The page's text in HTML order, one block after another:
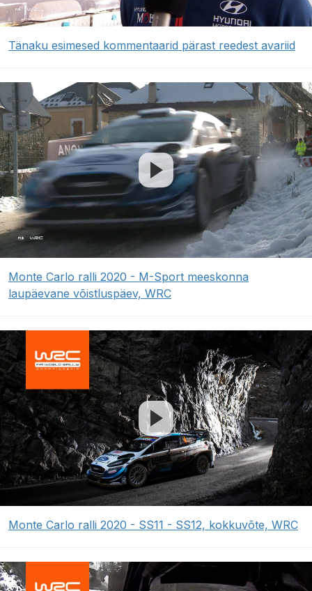
Tänaku esimesed kommentaarid pärast reedest avariid
Monte Carlo ralli 2020 - M-Sport meeskonna
laupäevane võistluspäev, WRC
Monte Carlo ralli 2020 - SS11 - SS12, kokkuvõte, WRC